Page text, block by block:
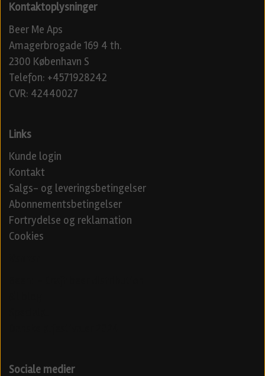
Kontaktoplysninger
Beer Me Aps
Amagerbrogade 169 4 th.
2300 København S
Telefon: +4571928242
CVR: 42440027
Links
Kunde login
Kontakt
Salgs- og leveringsbetingelser
Abonnementsbetingelser
Fortrydelse og reklamation
Cookies
Sociale medier